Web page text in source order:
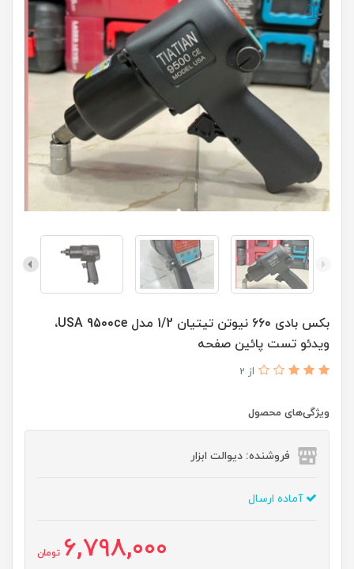
بکس بادی 660 نیوتن تیتیان 1/2 مدل USA 9500ce،
ویدئو تست پائین صفحه
از 2
ویژگی‌های محصول
فروشنده: دیوالت ابزار
آماده ارسال
6,798,000 تومان